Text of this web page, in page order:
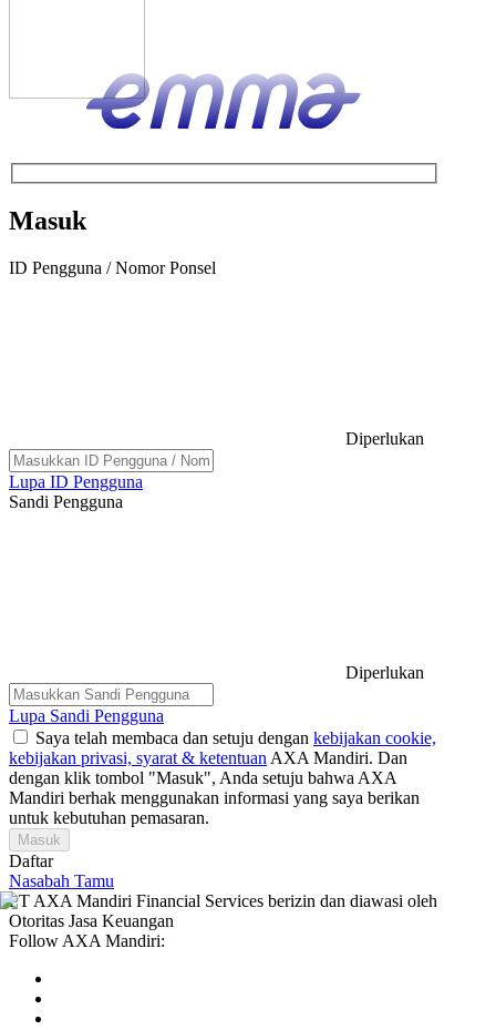
Masuk
ID Pengguna / Nomor Ponsel
Diperlukan
Lupa ID Pengguna
Sandi Pengguna
Diperlukan
Lupa Sandi Pengguna
Saya telah membaca dan setuju dengan kebijakan cookie,
kebijakan privasi, syarat & ketentuan AXA Mandiri. Dan
dengan klik tombol "Masuk", Anda setuju bahwa AXA
Mandiri berhak menggunakan informasi yang saya berikan
untuk kebutuhan pemasaran.
Masuk
Daftar
Nasabah Tamu
PT AXA Mandiri Financial Services berizin dan diawasi oleh
Otoritas Jasa Keuangan
Follow AXA Mandiri: